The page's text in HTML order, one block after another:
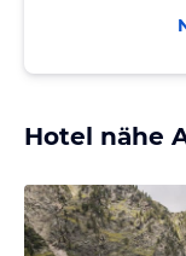
Hotel nähe